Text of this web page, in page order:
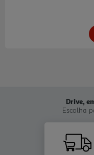
Drive,
Escolha